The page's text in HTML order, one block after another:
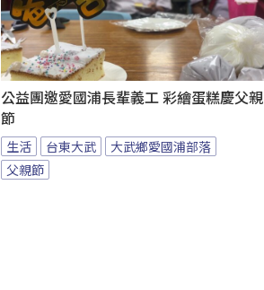
公益團邀愛國浦長輩義工 彩繪蛋糕慶父親
節
生活 台東大武
大武鄉愛國浦部落
父親節